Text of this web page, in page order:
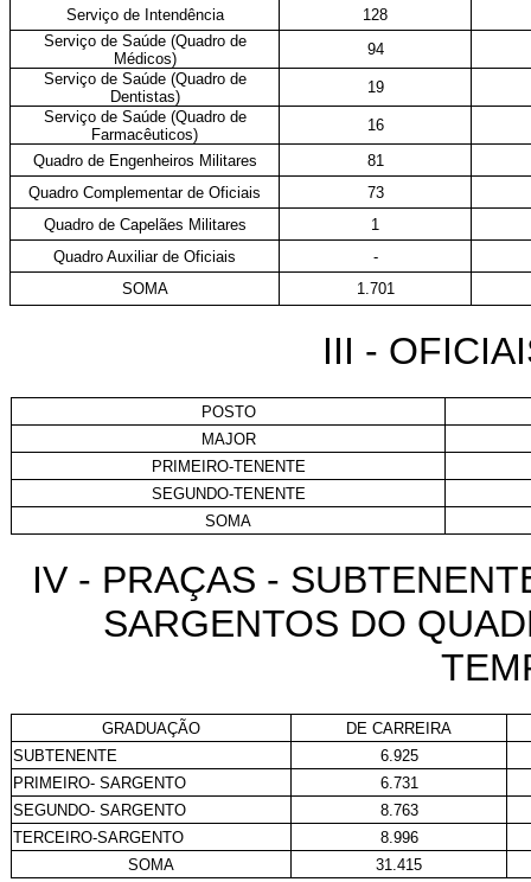
Serviço de Intendência
128
Serviço de Saúde (Quadro de
Médicos)
94
Serviço de Saúde (Quadro de
Dentistas)
19
Serviço de Saúde (Quadro de
Farmacêuticos)
16
Quadro de Engenheiros Militares
81
Quadro Complementar de Oficiais
73
Quadro de Capelães Militares
1
Quadro Auxiliar de Oficiais
-
SOMA
1.701
III -
POSTO
MAJOR
PRIMEIRO-TENENTE
SEGUNDO-TENENTE
SOMA
IV - PRAÇAS -
SARGENTOS DO
GRADUAÇÃO
DE CARREIRA
SUBTENENTE
6.925
PRIMEIRO-SARGENTO
6.731
SEGUNDO-SARGENTO
8.763
TERCEIRO-SARGENTO
8.996
SOMA
31.415